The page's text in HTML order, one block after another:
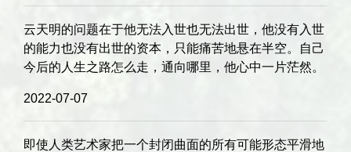
云天明的问题在于他无法入世也无法出世，他没有入世
的能力也没有出世的资本，只能痛苦地悬在半空。自己
今后的人生之路怎么走，通向哪里，他心中一片茫然。
2022-07-07
即使人类艺术家把一个封闭曲面的所有可能形态平滑地